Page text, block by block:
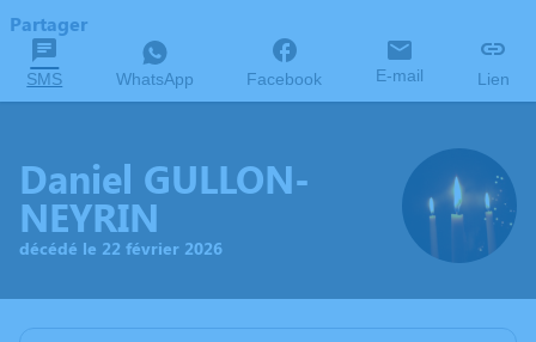
Partager
SMS WhatsApp Facebook E-mail Lien
Daniel GULLON-
NEYRIN
décédé le 22 février 2026